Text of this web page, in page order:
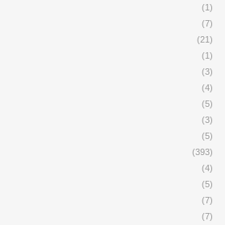
(1)
(7)
(21)
(1)
(3)
(4)
(5)
(3)
(5)
(393)
(4)
(5)
(7)
(7)